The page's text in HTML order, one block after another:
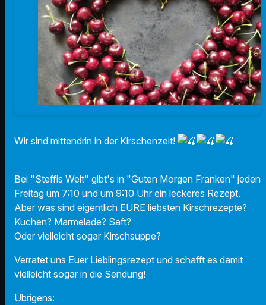
Wir sind mittendrin in der Kirschenzeit!
Bei "Steffis Welt" gibt's in "Guten Morgen Franken" jeden
Freitag um 7:10 und um 9:10 Uhr ein leckeres Rezept.
Aber was sind eigentlich EURE liebsten Kirschrezepte?
Kuchen? Marmelade? Saft?
Oder vielleicht sogar Kirschsuppe?
Verratet uns Euer Lieblingsrezept und schafft es damit
vielleicht sogar in die Sendung!
Übrigens: